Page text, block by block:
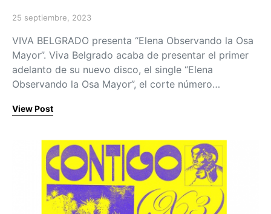
Posted on
25 septiembre, 2023
VIVA BELGRADO presenta “Elena Observando la Osa
Mayor”. Viva Belgrado acaba de presentar el primer
adelanto de su nuevo disco, el single “Elena
Observando la Osa Mayor”, el corte número…
View Post